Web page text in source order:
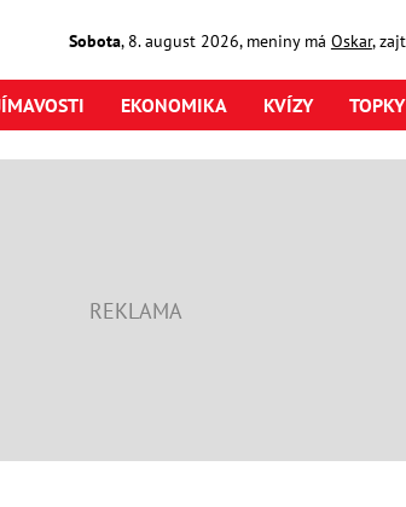
Sobota, 8. august2026, meniny má Oskar,
EKONOMIKA KVÍZY